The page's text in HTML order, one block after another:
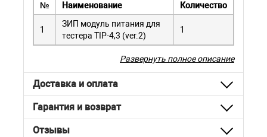
№ Наименование Количество
1
ЗИП модуль питания для
тестера TIP-4,3 (ver.2)
1
Развернуть полное описание
Доставка и оплата
Гарантия и возврат
Отзывы